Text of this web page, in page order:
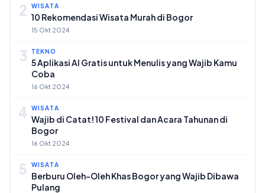
2 WISATA
10 Rekomendasi Wisata Murah di Bogor
15 Okt 2024
3 TEKNO
5 Aplikasi AI Gratis untuk Menulis yang Wajib Kamu
Coba
16 Okt 2024
4 WISATA
Wajib di Catat! 10 Festival dan Acara Tahunan di
Bogor
16 Okt 2024
5 WISATA
Berburu Oleh-Oleh Khas Bogor yang Wajib Dibawa
Pulang